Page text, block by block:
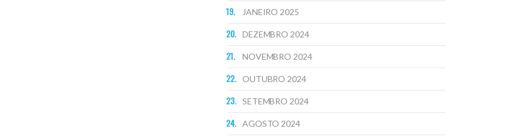
JANEIRO 2025
DEZEMBRO 2024
NOVEMBRO 2024
OUTUBRO 2024
SETEMBRO 2024
AGOSTO 2024